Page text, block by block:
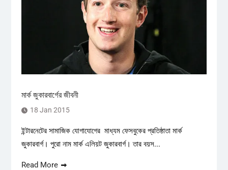
মার্ক জুকারবার্গের জীবনী
18 Jan 2015
ইন্টারনেটের সামাজিক যোগাযোগের মাধ্যম ফেসবুকের প্রতিষ্ঠাতা মার্ক
জুকারবার্গ। পুরো নাম মার্ক এলিয়ট জুকারবার্গ। তার বয়স...
Read More